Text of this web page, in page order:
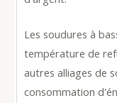
Les soudures à
température de
autres alliages de
consommation